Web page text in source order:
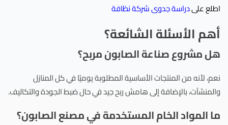
اطلع علىدراسة جدوى شركة نظافة
أهم الأسئلة الشائعة؟
هل مشروع صناعة الصابون مربح؟
نعم، لأنه من المنتجات الأساسية المطلوبة يوميًا في كل المنازل
والمنشآت، بالإضافة إلى هامش ربح جيد في حال ضبط الجودة والتكاليف.
ما المواد الخام المستخدمة في مصنع الصابون؟